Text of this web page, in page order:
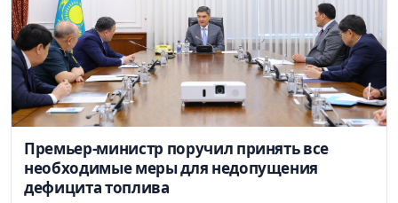
Премьер-министр поручил принять все
необходимые меры для недопущения
дефицита топлива